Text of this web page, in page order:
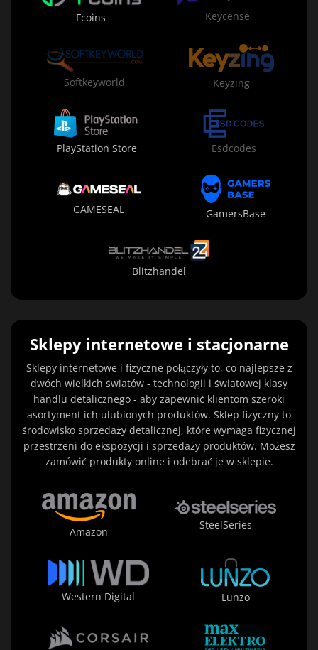
Fcoins Keycense
Softkeyworld Keyzing
PlayStation Store Esdcodes
GAMESEAL GamersBase
Blitzhandel
Sklepy internetowe i stacjonarne
Sklepy internetowe i fizyczne połączyły to, co najlepsze z
dwóch wielkich światów - technologii i światowej klasy
handlu detalicznego - aby zapewnić klientom szeroki
asortyment ich ulubionych produktów. Sklep fizyczny to
środowisko sprzedaży detalicznej, które wymaga fizycznej
przestrzeni do ekspozycji i sprzedaży produktów. Możesz
zamówić produkty online i odebrać je w sklepie.
Amazon
SteelSeries
Western Digital Lunzo